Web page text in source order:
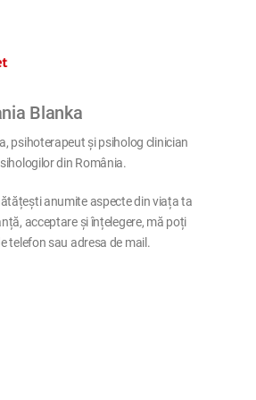
Blanka
psihoterapeut și psiholog clinician
din România.
anumite aspecte din viața ta
acceptare și înțelegere, mă poți
telefon sau adresa de mail.